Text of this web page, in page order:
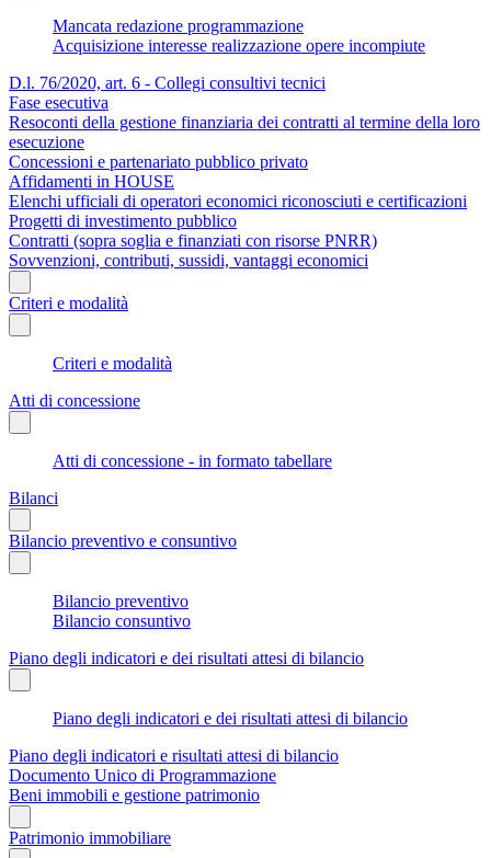
Mancata redazione programmazione
Acquisizione interesse realizzazione opere incompiute
D.l. 76/2020, art. 6 - Collegi consultivi tecnici
Fase esecutiva
Resoconti della gestione finanziaria dei contratti al termine della loro
esecuzione
Concessioni e partenariato pubblico privato
Affidamenti in HOUSE
Elenchi ufficiali di operatori economici riconosciuti e certificazioni
Progetti di investimento pubblico
Contratti (sopra soglia e finanziati con risorse PNRR)
Sovvenzioni, contributi, sussidi, vantaggi economici
Criteri e modalità
Criteri e modalità
Atti di concessione
Atti di concessione - in formato tabellare
Bilanci
Bilancio preventivo e consuntivo
Bilancio preventivo
Bilancio consuntivo
Piano degli indicatori e dei risultati attesi di bilancio
Piano degli indicatori e dei risultati attesi di bilancio
Piano degli indicatori e risultati attesi di bilancio
Documento Unico di Programmazione
Beni immobili e gestione patrimonio
Patrimonio immobiliare